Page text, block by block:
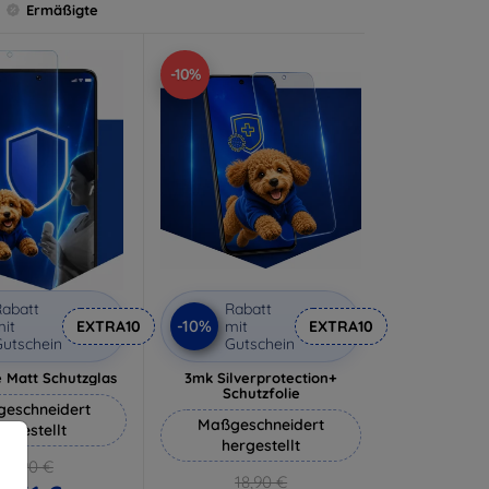
Ermäßigte
EXTRA10
Matt Schutzglas
12,90 €
-10%
-10%
Rabatt
mit
Gutschein
EXTRA10
3mk Silverprotection+
Schutzfolie
Maßgeschneidert
hergestellt
18,90 €